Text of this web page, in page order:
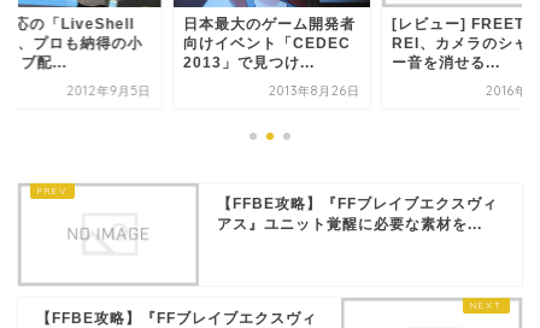
応の「LiveShell
、プロも納得の小
イブ配...
2012年9月5日
日本最大のゲーム開発者
向けイベント「CEDEC
2013」で見つけ...
2013年8月26日
[レビュー]
REI、カメラのシャ
ー音を消せる...
2016年6
【FFBE攻略】『FFブレイブエクスヴィ
アス』ユニット覚醒に必要な素材を...
【FFBE攻略】『FFブレイブエクスヴィ